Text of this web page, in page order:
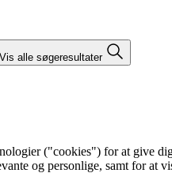
Vis alle søgeresultater
("cookies") for at give
og personlige, samt for at